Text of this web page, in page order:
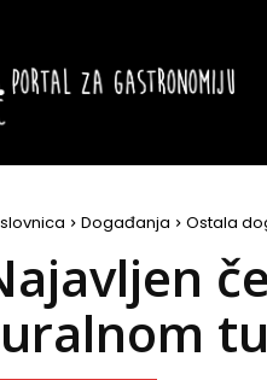
Događanja Ostala